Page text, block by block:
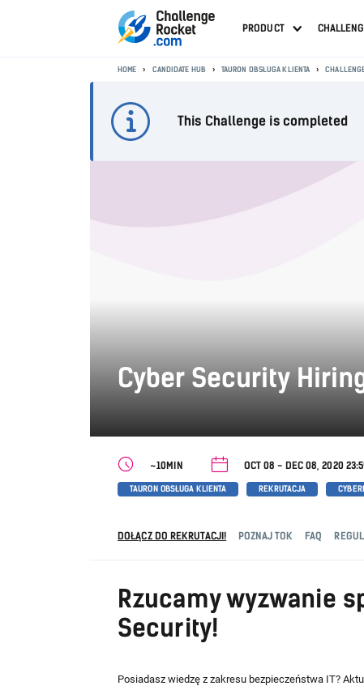
PRODUCT
HOME CANDIDATE HUB TAURON OBSŁUGA KLIENTA
This Challenge is completed
Cyber Security
~10MIN OCT 08 - DEC 08, 2020
TAURON OBSŁUGA KLIENTA REKRUTACJA
DOŁĄCZ DO REKRUTACJI! POZNAJ TOK FAQ
Rzucamy wyzwanie
Security!
Posiadasz wiedzę z zakresu bezpieczeństwa IT?